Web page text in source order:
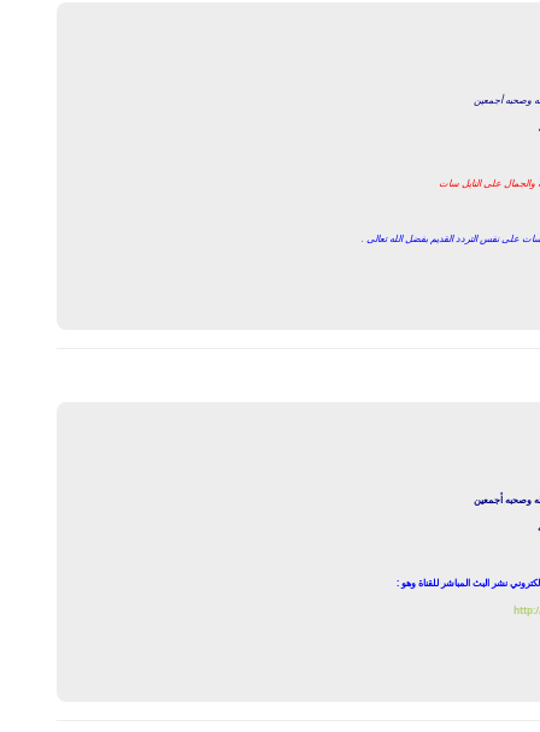
وصحبه أجمعين
والجمال على النايل سات
على نفس التردد القديم بفضل الله تعالى .
وصحبه أجمعين
نشر البث المباشر للقناة وهو :